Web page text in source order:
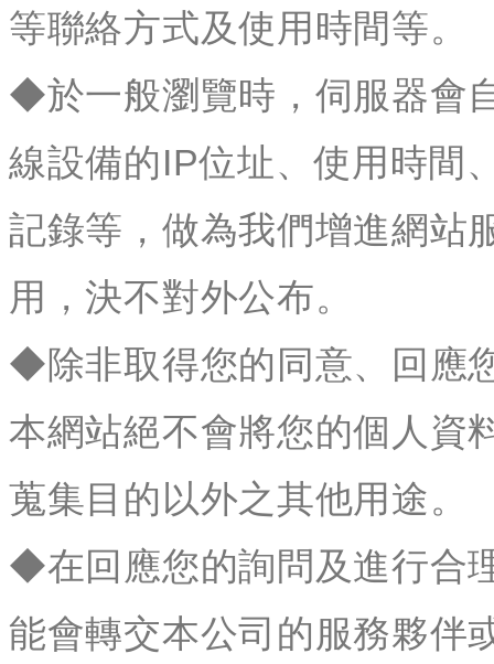
等聯絡方式及使用時間等。
◆於一般瀏覽時，伺服器會
線設備的IP位址、使用時間
記錄等，做為我們增進網站
用，決不對外公布。
◆除非取得您的同意、回應
本網站絕不會將您的個人資
蒐集目的以外之其他用途。
◆在回應您的詢問及進行合
能會轉交本公司的服務夥伴